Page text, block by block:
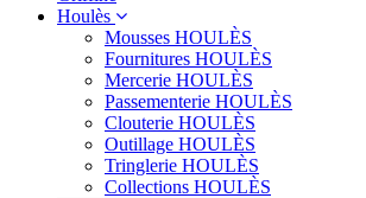
Houlès
Mousses HOULÈS
Fournitures HOULÈS
Mercerie HOULÈS
Passementerie HOULÈS
Clouterie HOULÈS
Outillage HOULÈS
Tringlerie HOULÈS
Collections HOULÈS